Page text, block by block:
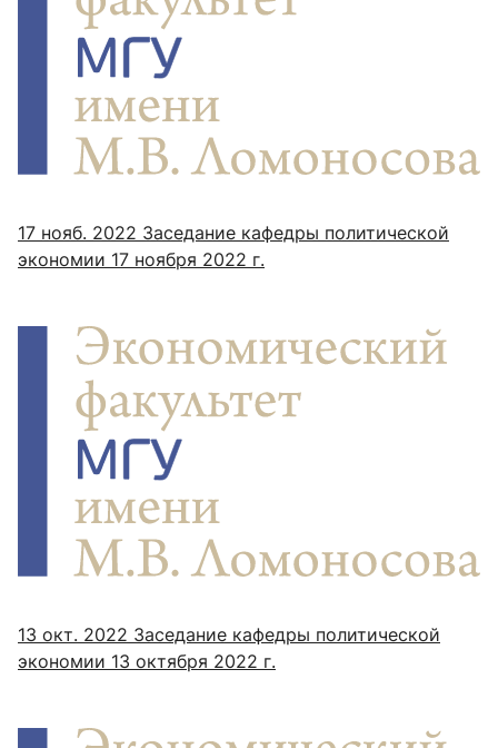
17 нояб. 2022 Заседание кафедры политической
экономии 17 ноября 2022 г.
13 окт. 2022 Заседание кафедры политической
экономии 13 октября 2022 г.